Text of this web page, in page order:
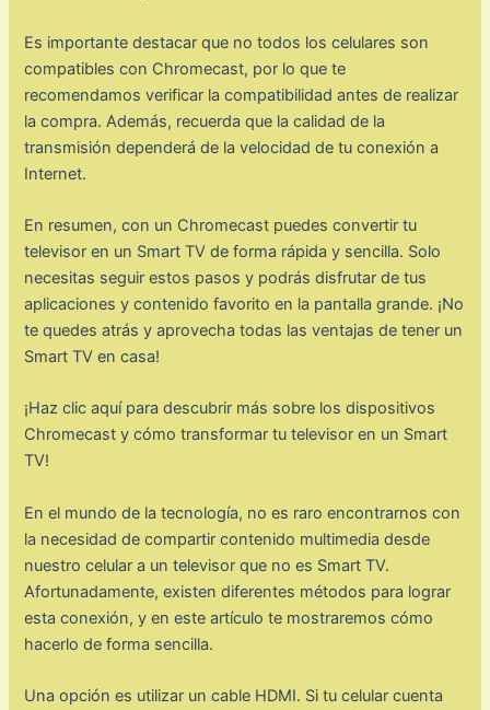
Es importante destacar que no todos los celulares son
compatibles con Chromecast, por lo que te
recomendamos verificar la compatibilidad antes de realizar
la compra. Además, recuerda que la calidad de la
transmisión dependerá de la velocidad de tu conexión a
Internet.
En resumen, con un Chromecast puedes convertir tu
televisor en un Smart TV de forma rápida y sencilla. Solo
necesitas seguir estos pasos y podrás disfrutar de tus
aplicaciones y contenido favorito en la pantalla grande. ¡No
te quedes atrás y aprovecha todas las ventajas de tener un
Smart TV en casa!
¡Haz clic aquí para descubrir más sobre los dispositivos
Chromecast y cómo transformar tu televisor en un Smart
TV!
En el mundo de la tecnología, no es raro encontrarnos con
la necesidad de compartir contenido multimedia desde
nuestro celular a un televisor que no es Smart TV.
Afortunadamente, existen diferentes métodos para lograr
esta conexión, y en este artículo te mostraremos cómo
hacerlo de forma sencilla.
Una opción es utilizar un cable HDMI. Si tu celular cuenta